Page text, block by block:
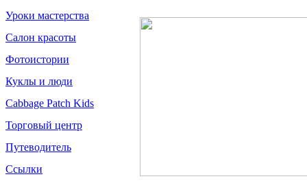
Уроки мастерства
Салон красоты
Фотоистории
Куклы и люди
Cabbage Patch Kids
Торговый центр
Путеводитель
Ссылки